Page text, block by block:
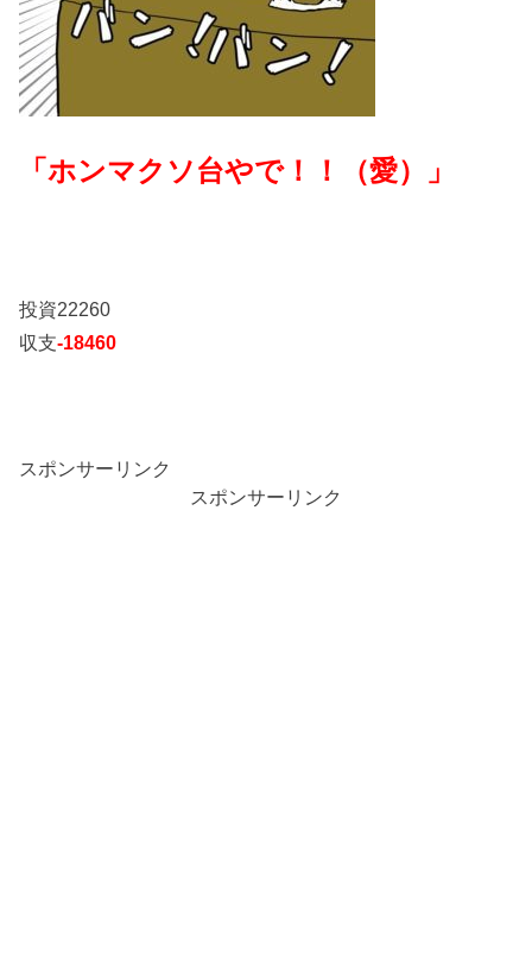
「ホンマクソ台やで！！（愛）」
投資22260
収支-18460
スポンサーリンク
スポンサーリンク